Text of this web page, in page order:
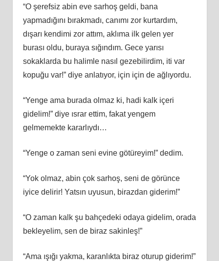
“O şerefsiz abin eve sarhoş geldi, bana
yapmadığını bırakmadı, canımı zor kurtardım,
dışarı kendimi zor attım, aklıma ilk gelen yer
burası oldu, buraya sığındım. Gece yarısı
sokaklarda bu halimle nasıl gezebilirdim, iti var
kopuğu var!” diye anlatıyor, için için de ağlıyordu.
“Yenge ama burada olmaz ki, hadi kalk içeri
gidelim!” diye ısrar ettim, fakat yengem
gelmemekte kararlıydı…
“Yenge o zaman seni evine götüreyim!” dedim.
“Yok olmaz, abin çok sarhoş, seni de görünce
iyice delirir! Yatsın uyusun, birazdan giderim!”
“O zaman kalk şu bahçedeki odaya gidelim, orada
bekleyelim, sen de biraz sakinleş!”
“Ama ışığı yakma, karanlıkta biraz oturup giderim!”